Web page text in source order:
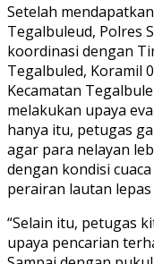
Setelah
Tegalbuleud, Polres
koordinasi dengan
Tegalbuled, Koramil
Kecamatan
melakukan upaya
hanya itu, petugas
agar para nelayan
dengan kondisi
perairan lautan
“Selain itu, petugas
upaya pencarian